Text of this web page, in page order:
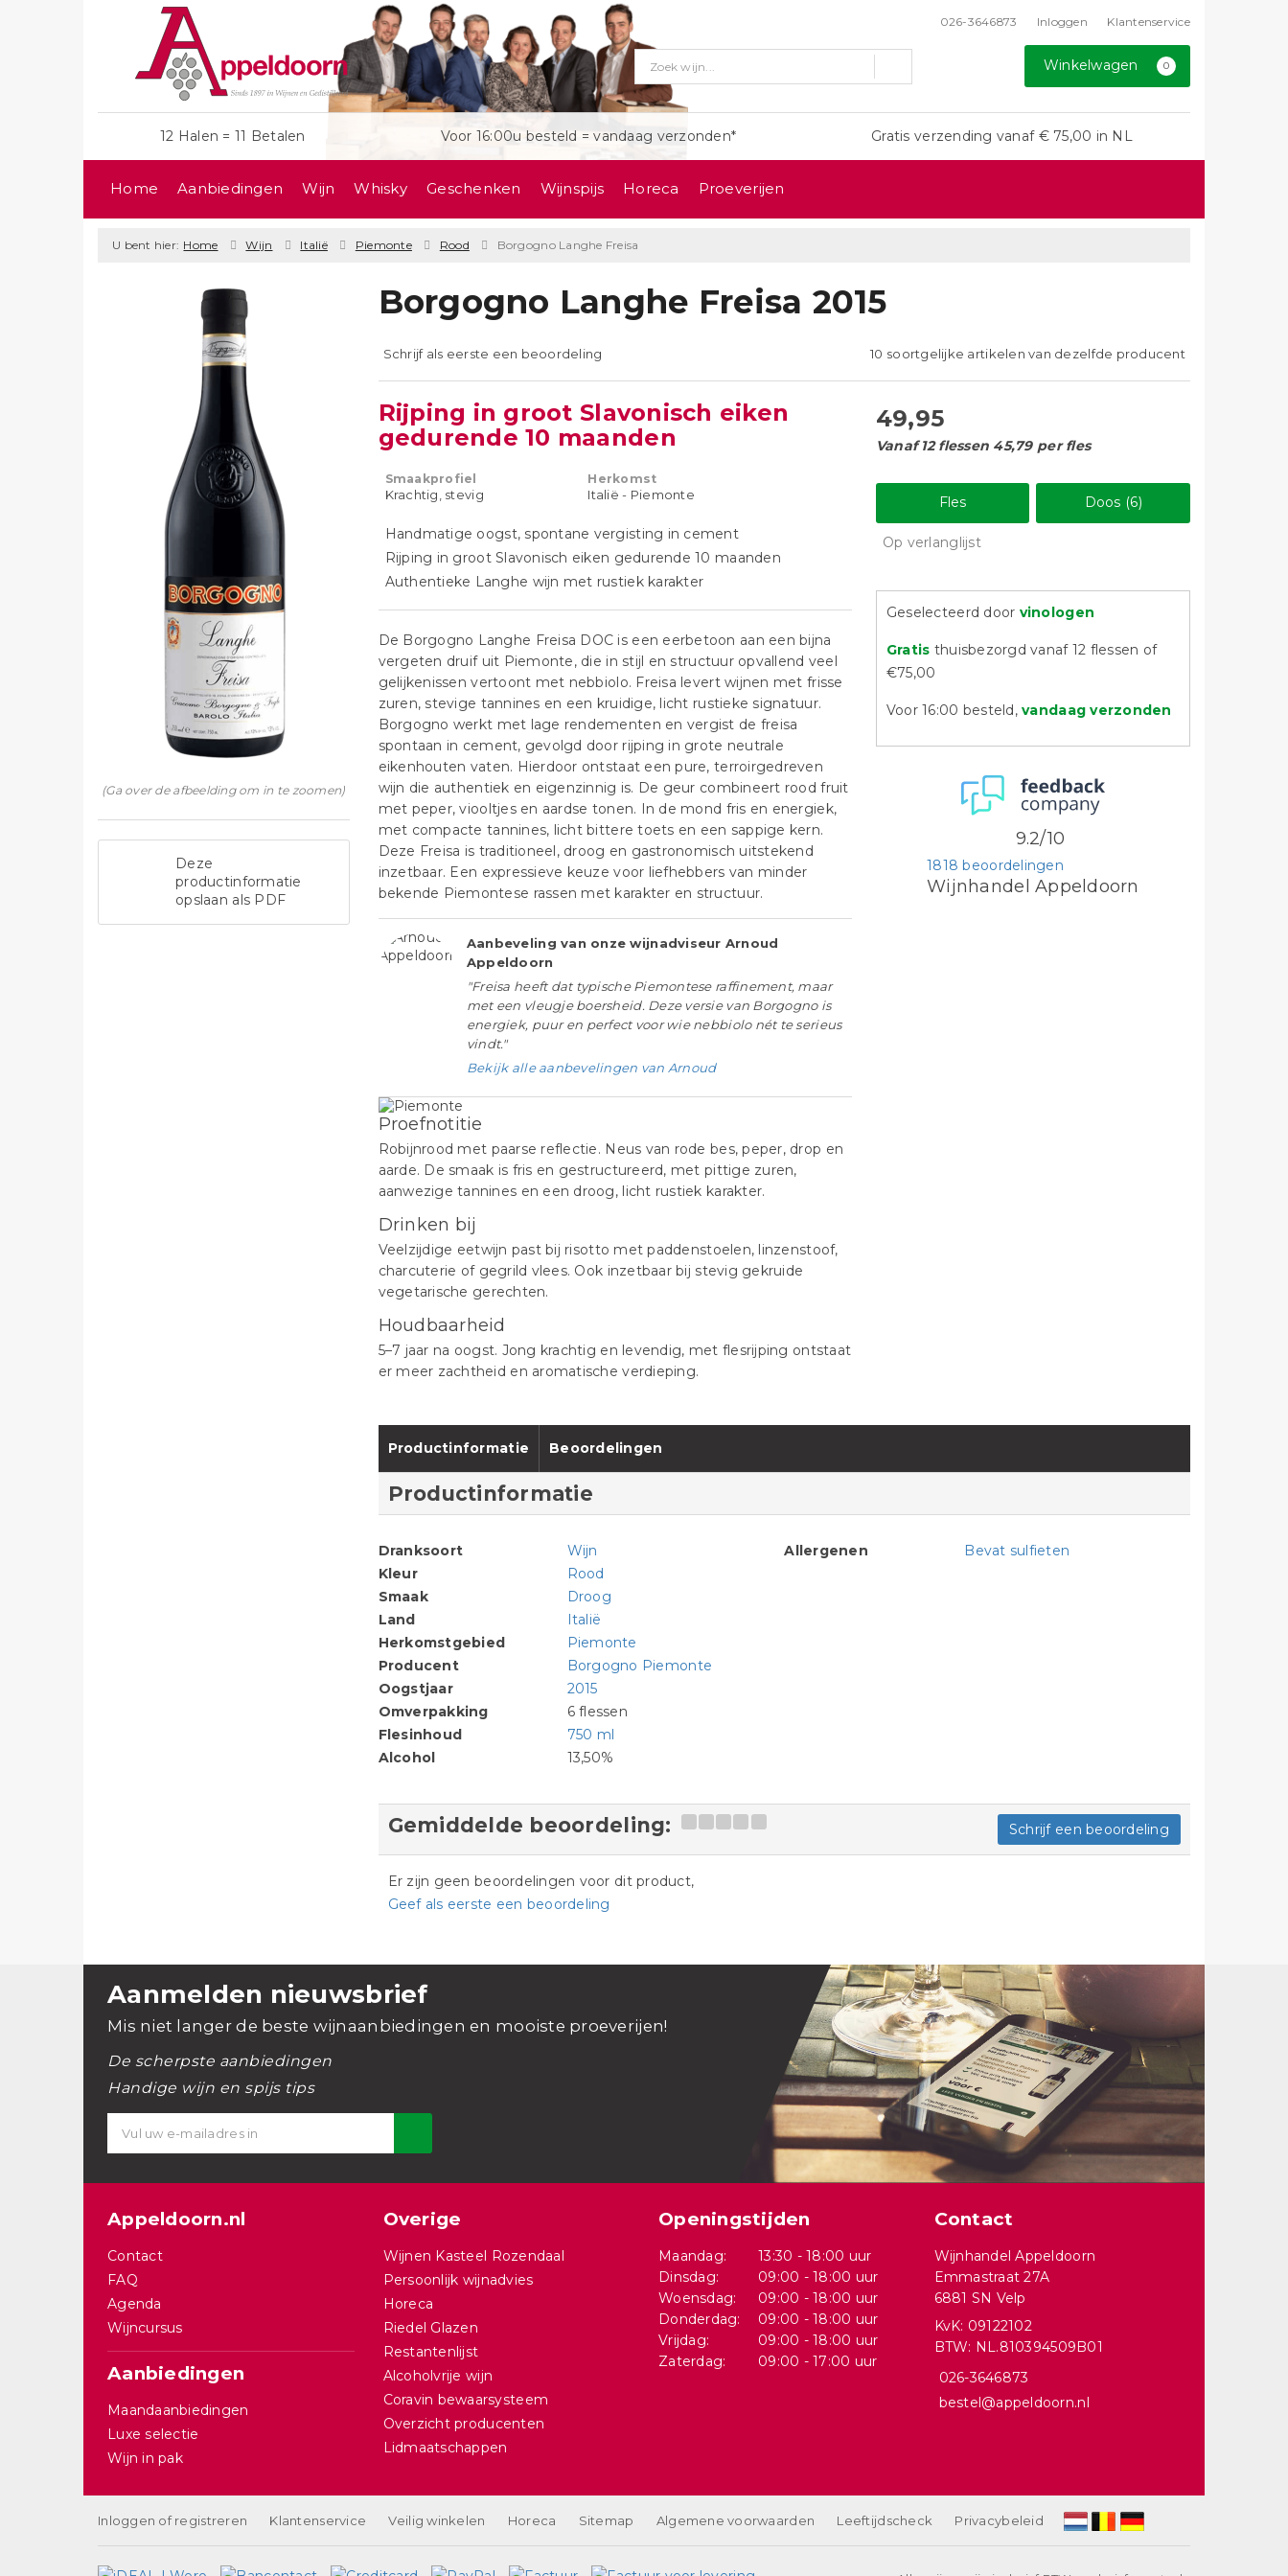
026-3646873 Inloggen Klantenservice
Winkelwagen 0
12 Halen = 11 Betalen Voor 16:00u besteld = vandaag verzonden* Gratis verzending vanaf € 75,00 in NL
Home Aanbiedingen Wijn Whisky Geschenken Wijnspijs Horeca Proeverijen
U bent hier: Home Wijn Italië Piemonte Rood Borgogno Langhe Freisa
(Ga over de afbeelding om in te zoomen)
Deze
productinformatie
opslaan als PDF
Borgogno Langhe Freisa 2015
Schrijf als eerste een beoordeling 10 soortgelijke artikelen van dezelfde producent
Rijping in groot Slavonisch eiken
gedurende 10 maanden
Smaakprofiel
Krachtig, stevig
Herkomst
Italië - Piemonte
Handmatige oogst, spontane vergisting in cement
Rijping in groot Slavonisch eiken gedurende 10 maanden
Authentieke Langhe wijn met rustiek karakter
De Borgogno Langhe Freisa DOC is een eerbetoon aan een bijna
vergeten druif uit Piemonte, die in stijl en structuur opvallend veel
gelijkenissen vertoont met nebbiolo. Freisa levert wijnen met frisse
zuren, stevige tannines en een kruidige, licht rustieke signatuur.
Borgogno werkt met lage rendementen en vergist de freisa
spontaan in cement, gevolgd door rijping in grote neutrale
eikenhouten vaten. Hierdoor ontstaat een pure, terroirgedreven
wijn die authentiek en eigenzinnig is. De geur combineert rood fruit
met peper, viooltjes en aardse tonen. In de mond fris en energiek,
met compacte tannines, licht bittere toets en een sappige kern.
Deze Freisa is traditioneel, droog en gastronomisch uitstekend
inzetbaar. Een expressieve keuze voor liefhebbers van minder
bekende Piemontese rassen met karakter en structuur.
Aanbeveling van onze wijnadviseur Arnoud
Appeldoorn
"Freisa heeft dat typische Piemontese raffinement, maar
met een vleugje boersheid. Deze versie van Borgogno is
energiek, puur en perfect voor wie nebbiolo nét te serieus
vindt."
Bekijk alle aanbevelingen van Arnoud
Proefnotitie
Robijnrood met paarse reflectie. Neus van rode bes, peper, drop en
aarde. De smaak is fris en gestructureerd, met pittige zuren,
aanwezige tannines en een droog, licht rustiek karakter.
Drinken bij
Veelzijdige eetwijn past bij risotto met paddenstoelen, linzenstoof,
charcuterie of gegrild vlees. Ook inzetbaar bij stevig gekruide
vegetarische gerechten.
Houdbaarheid
5–7 jaar na oogst. Jong krachtig en levendig, met flesrijping ontstaat
er meer zachtheid en aromatische verdieping.
49,95
Vanaf 12 flessen 45,79 per fles
Fles Doos (6)
Op verlanglijst
Geselecteerd door vinologen
Gratis thuisbezorgd vanaf 12 flessen of
€75,00
Voor 16:00 besteld,vandaag verzonden
Wijnhandel Appeldoorn
1818 beoordelingen
9.2/10
Productinformatie Beoordelingen
Productinformatie
Dranksoort
Wijn
Kleur
Rood
Smaak
Droog
Land
Italië
Herkomstgebied
Piemonte
Producent
Borgogno Piemonte
Oogstjaar
2015
Omverpakking
6 flessen
Flesinhoud
750 ml
Alcohol
13,50%
Allergenen Bevat sulfieten
Gemiddelde beoordeling: Schrijf een beoordeling
Er zijn geen beoordelingen voor dit product,
Geef als eerste een beoordeling
Aanmelden nieuwsbrief
Mis niet langer de beste wijnaanbiedingen en mooiste proeverijen!
De scherpste aanbiedingen
Handige wijn en spijs tips
Appeldoorn.nl
Contact
FAQ
Agenda
Wijncursus
Aanbiedingen
Maandaanbiedingen
Luxe selectie
Wijn in pak
Overige
Wijnen Kasteel Rozendaal
Persoonlijk wijnadvies
Horeca
Riedel Glazen
Restantenlijst
Alcoholvrije wijn
Coravin bewaarsysteem
Overzicht producenten
Lidmaatschappen
Openingstijden
Maandag:
13:30 - 18:00 uur
Dinsdag:
09:00 - 18:00 uur
Woensdag:
09:00 - 18:00 uur
Donderdag:
09:00 - 18:00 uur
Vrijdag:
09:00 - 18:00 uur
Zaterdag:
09:00 - 17:00 uur
Contact
Wijnhandel Appeldoorn
Emmastraat 27A
6881 SN Velp
KvK: 09122102
BTW: NL.810394509B01
026-3646873
bestel@appeldoorn.nl
Inloggen of registreren Klantenservice Veilig winkelen Horeca Sitemap Algemene voorwaarden Leeftijdscheck Privacybeleid